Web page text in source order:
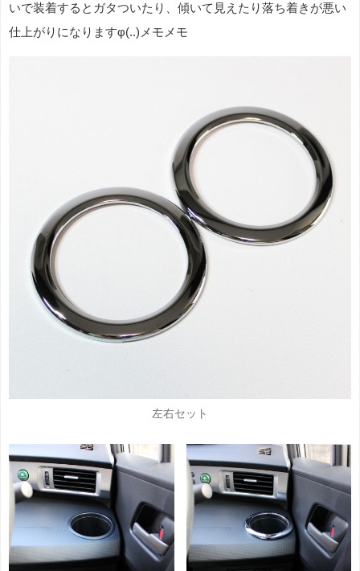
いで装着するとガタついたり、傾いて見えたり落ち着きが悪い
仕上がりになりますφ(..)メモメモ
左右セット